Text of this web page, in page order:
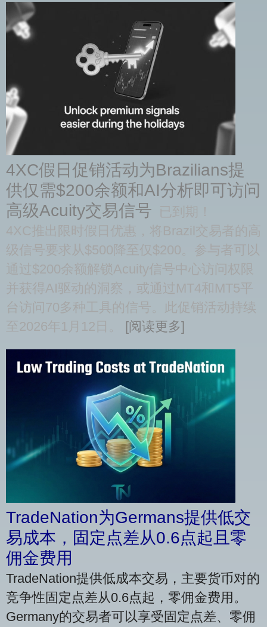
4XC假日促销活动为Brazilians提
供仅需$200余额和AI分析即可访问
高级Acuity交易信号 已到期！
4XC推出限时假日优惠，将Brazil交易者的高
级信号要求从$500降至仅$200。参与者可以
通过$200余额解锁Acuity信号中心访问权限
并获得AI驱动的洞察，或通过MT4和MT5平
台访问70多种工具的信号。此促销活动持续
至2026年1月12日。 [阅读更多]
TradeNation为Germans提供低交
易成本，固定点差从0.6点起且零
佣金费用
TradeNation提供低成本交易，主要货币对的
竞争性固定点差从0.6点起，零佣金费用。
Germany的交易者可以享受固定点差、零佣